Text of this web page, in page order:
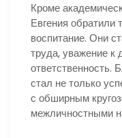
Кроме
Евгения обратили
воспитание. Они
труда, уважение к
ответственность.
стал не только
с обширным
межличностными